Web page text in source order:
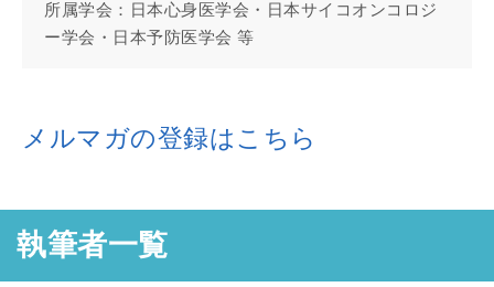
所属学会：日本心身医学会・日本サイコオンコロジ
ー学会・日本予防医学会 等
メルマガの登録はこちら
執筆者一覧